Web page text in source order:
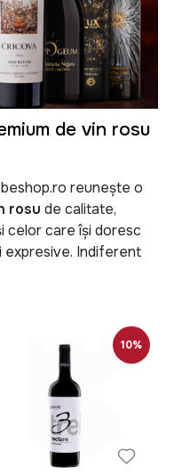
de vin rosu
reunește o
rosu de calitate,
celor care își doresc
Indiferent
cele mai apreciate
și vinuri internaționale
tradiție și
10%